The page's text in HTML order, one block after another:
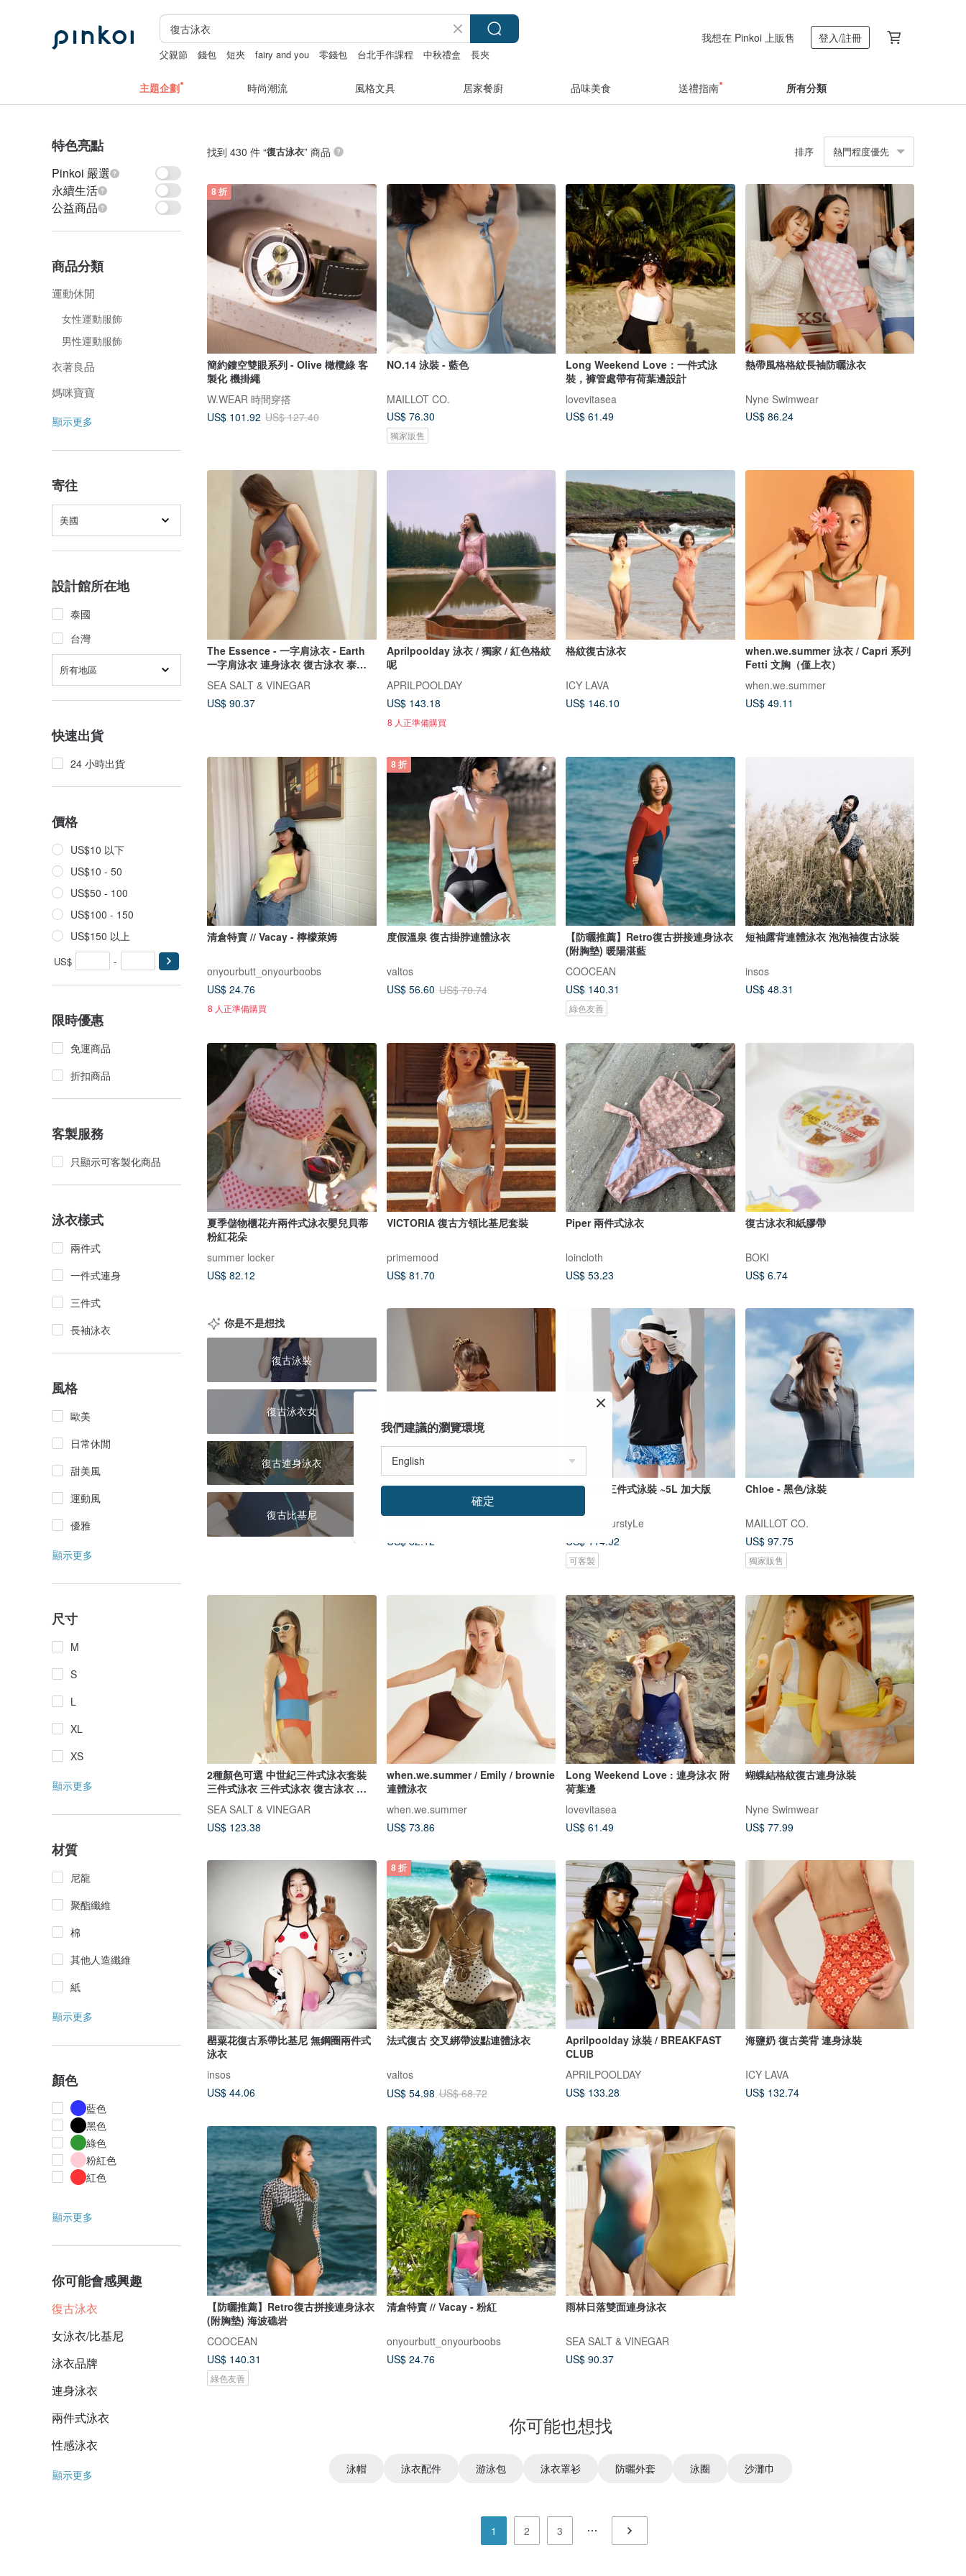
父親節 錢包 短夾 fairy and you 零錢包 台北手作課程 中秋禮盒 長夾
我想在 Pinkoi 上販售 登入/註冊
主題企劃 時尚潮流 風格文具 居家餐廚 品味美食 送禮指南 所有分類
特色亮點
Pinkoi 嚴選
永續生活
公益商品
商品分類
運動休閒
女性運動服飾
男性運動服飾
衣著良品
媽咪寶寶
顯示更多
寄往
美國
設計館所在地
泰國
台灣
所有地區
快速出貨
24 小時出貨
價格
US$10 以下
US$10 - 50
US$50 - 100
US$100 - 150
US$150 以上
US$ -
限時優惠
免運商品
折扣商品
客製服務
只顯示可客製化商品
泳衣樣式
兩件式
一件式連身
三件式
長袖泳衣
風格
歐美
日常休閒
甜美風
運動風
優雅
顯示更多
尺寸
M
S
L
XL
XS
顯示更多
材質
尼龍
聚酯纖維
棉
其他人造纖維
紙
顯示更多
顏色
藍色
黑色
綠色
粉紅色
紅色
顯示更多
你可能會感興趣
復古泳衣
女泳衣/比基尼
泳衣品牌
連身泳衣
兩件式泳衣
性感泳衣
顯示更多
找到 430 件 “復古泳衣” 商品 排序 熱門程度優先
8 折
簡約鏤空雙眼系列 - Olive 橄欖綠 客
製化 機掛繩
W.WEAR 時間穿搭
US$ 101.92 US$ 127.40
NO.14 泳裝 - 藍色
MAILLOT CO.
US$ 76.30
獨家販售
Long Weekend Love：一件式泳
裝，褲管處帶有荷葉邊設計
lovevitasea
US$ 61.49
熱帶風格格紋長袖防曬泳衣
Nyne Swimwear
US$ 86.24
The Essence - 一字肩泳衣 - Earth
一字肩泳衣 連身泳衣 復古泳衣 泰國
SEA SALT & VINEGAR
US$ 90.37
Aprilpoolday 泳衣 / 獨家 / 紅色格紋
呢
APRILPOOLDAY
US$ 143.18
8 人正準備購買
格紋復古泳衣
ICY LAVA
US$ 146.10
when.we.summer 泳衣 / Capri 系列
Fetti 文胸（僅上衣）
when.we.summer
US$ 49.11
清倉特賣 // Vacay - 檸檬萊姆
onyourbutt_onyourboobs
US$ 24.76
8 人正準備購買
8 折
度假溫泉 復古掛脖連體泳衣
valtos
US$ 56.60 US$ 70.74
【防曬推薦】Retro復古拼接連身泳衣
(附胸墊) 暖陽湛藍
COOCEAN
US$ 140.31
綠色友善
短袖露背連體泳衣 泡泡袖復古泳裝
insos
US$ 48.31
夏季儲物櫃花卉兩件式泳衣嬰兒貝蒂
粉紅花朵
summer locker
US$ 82.12
VICTORIA 復古方領比基尼套裝
primemood
US$ 81.70
Piper 兩件式泳衣
loincloth
US$ 53.23
復古泳衣和紙膠帶
BOKI
US$ 6.74
你是不是想找
復古泳裝
復古泳衣女
復古連身泳衣
復古比基尼
Bayday Swimwear | GISELLE
TWO-PIECE | Sand
US$ 82.12
MIT 大女三件式泳裝 ~5L 加大版
莫妮娜 YourstyLe
US$ 114.92
可客製
Chloe - 黑色/泳裝
MAILLOT CO.
US$ 97.75
獨家販售
2種顏色可選 中世紀三件式泳衣套裝
三件式泳衣 三件式泳衣 復古泳衣 泰
式泳衣
SEA SALT & VINEGAR
US$ 123.38
when.we.summer / Emily / brownie
連體泳衣
when.we.summer
US$ 73.86
Long Weekend Love : 連身泳衣 附
荷葉邊
lovevitasea
US$ 61.49
蝴蝶結格紋復古連身泳裝
Nyne Swimwear
US$ 77.99
罌粟花復古系帶比基尼 無鋼圈兩件式
泳衣
insos
US$ 44.06
8 折
法式復古 交叉綁帶波點連體泳衣
valtos
US$ 54.98 US$ 68.72
Aprilpoolday 泳裝 / BREAKFAST
CLUB
APRILPOOLDAY
US$ 133.28
海鹽奶 復古美背 連身泳裝
ICY LAVA
US$ 132.74
【防曬推薦】Retro復古拼接連身泳衣
(附胸墊) 海波礁岩
COOCEAN
US$ 140.31
綠色友善
清倉特賣 // Vacay - 粉紅
onyourbutt_onyourboobs
US$ 24.76
雨林日落雙面連身泳衣
SEA SALT & VINEGAR
US$ 90.37
你可能也想找
泳帽 泳衣配件 游泳包 泳衣罩衫 防曬外套 泳圈 沙灘巾
1 2 3
我們建議的瀏覽環境
確定